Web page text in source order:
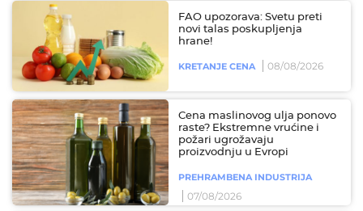
FAO upozorava: Svetu preti
novi talas poskupljenja
hrane!
KRETANJE CENA 08/08/2026
Cena maslinovog ulja ponovo
raste? Ekstremne vrućine i
požari ugrožavaju
proizvodnju u Evropi
PREHRAMBENA INDUSTRIJA
07/08/2026